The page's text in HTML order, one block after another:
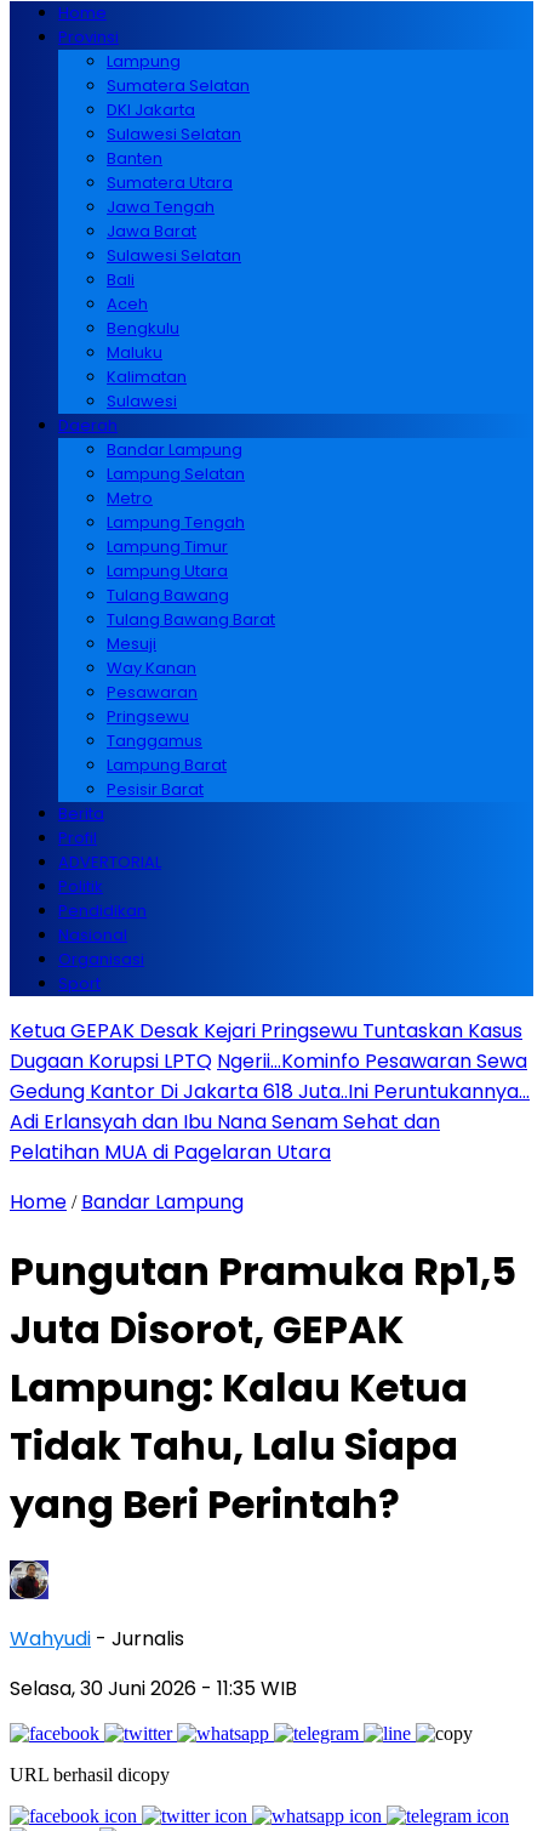
Home
Provinsi
Lampung
Sumatera Selatan
DKI Jakarta
Sulawesi Selatan
Banten
Sumatera Utara
Jawa Tengah
Jawa Barat
Sulawesi Selatan
Bali
Aceh
Bengkulu
Maluku
Kalimatan
Sulawesi
Daerah
Bandar Lampung
Lampung Selatan
Metro
Lampung Tengah
Lampung Timur
Lampung Utara
Tulang Bawang
Tulang Bawang Barat
Mesuji
Way Kanan
Pesawaran
Pringsewu
Tanggamus
Lampung Barat
Pesisir Barat
Berita
Profil
ADVERTORIAL
Politik
Pendidikan
Nasional
Organisasi
Sport
Ketua GEPAK Desak Kejari Pringsewu Tuntaskan Kasus
Dugaan Korupsi LPTQ Ngerii…Kominfo Pesawaran Sewa
Gedung Kantor Di Jakarta 618 Juta..Ini Peruntukannya…
Adi Erlansyah dan Ibu Nana Senam Sehat dan
Pelatihan MUA di Pagelaran Utara
Home / Bandar Lampung
Pungutan Pramuka Rp1,5
Juta Disorot, GEPAK
Lampung: Kalau Ketua
Tidak Tahu, Lalu Siapa
yang Beri Perintah?
Wahyudi - Jurnalis
Selasa, 30 Juni 2026 - 11:35 WIB
URL berhasil dicopy